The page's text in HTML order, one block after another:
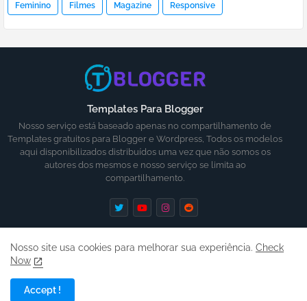
Feminino Filmes Magazine Responsive
Templates Para Blogger
Nosso serviço está baseado apenas no compartilhamento de
Templates gratuitos para Blogger e Wordpress, Todos os modelos
aqui disponibilizados distribuídos uma vez que não somos os
autores dos mesmos e nosso serviço se limita ao
compartilhamento.
Nosso site usa cookies para melhorar sua experiência. Check
Now
Accept !